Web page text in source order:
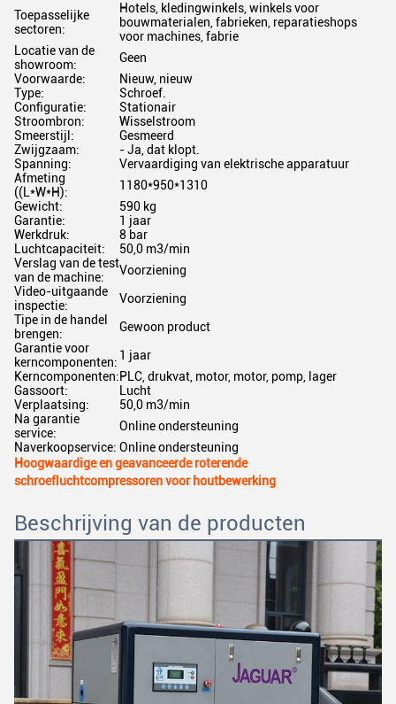
Toepasselijke
sectoren:
Hotels, kledingwinkels, winkels voor
bouwmaterialen, fabrieken, reparatieshops
voor machines, fabrie
Locatie van de
showroom:
Geen
Voorwaarde:
Nieuw, nieuw
Type:
Schroef.
Configuratie:
Stationair
Stroombron:
Wisselstroom
Smeerstijl:
Gesmeerd
Zwijgzaam:
- Ja, dat klopt.
Spanning:
Vervaardiging van elektrische apparatuur
Afmeting
((L*W*H):
1180*950*1310
Gewicht:
590 kg
Garantie:
1 jaar
Werkdruk:
8 bar
Luchtcapaciteit:
50,0 m3/min
Verslag van de test
van de machine:
Voorziening
Video-uitgaande
inspectie:
Voorziening
Tipe in de handel
brengen:
Gewoon product
Garantie voor
kerncomponenten: 1 jaar
Kerncomponenten:PLC, drukvat, motor, motor, pomp, lager
Gassoort:
Lucht
Verplaatsing:
50,0 m3/min
Na garantie
service:
Online ondersteuning
Naverkoopservice: Online ondersteuning
Hoogwaardige en geavanceerde roterende
schroefluchtcompressoren voor houtbewerking
Beschrijving van de producten